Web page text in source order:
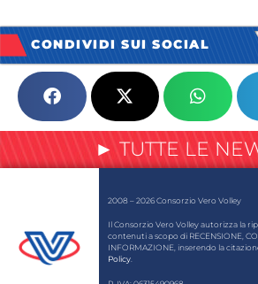
CONDIVIDI SUI SOCIAL
► TUTTE LE
2008 – 2026 Consorzio Vero Volley
Il Consorzio Vero Volley autorizza la
contenuti a scopo di RECENSIONE,
INFORMAZIONE, inserendo la
Policy.